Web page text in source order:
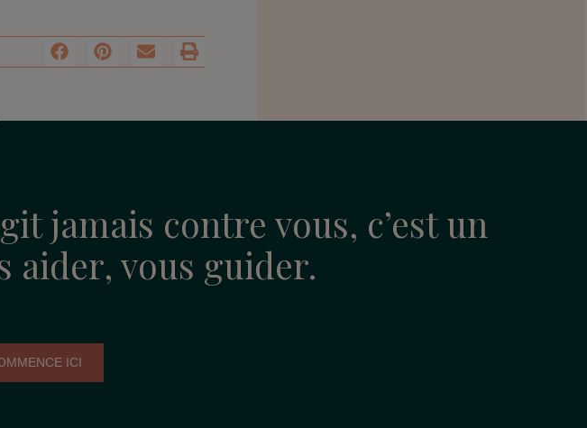
jamais contre vous, c’est un
aider, vous guider.
ICI